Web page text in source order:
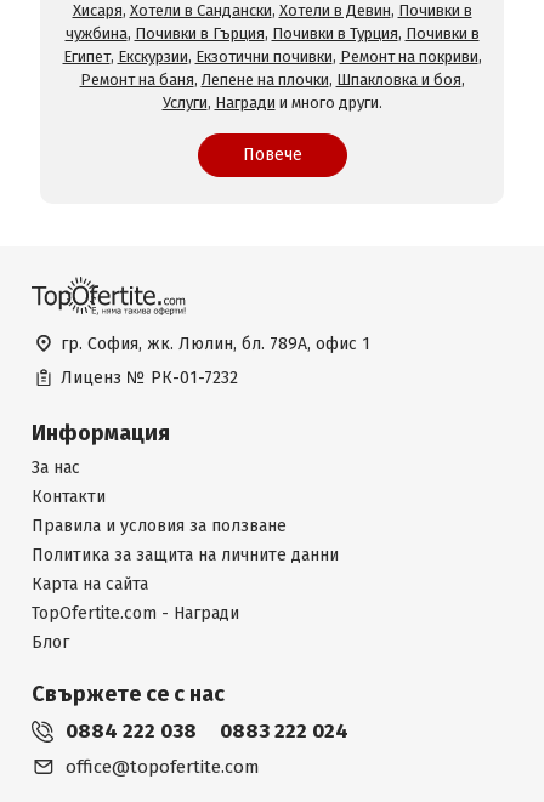
Хисаря, Хотели в Сандански, Хотели в Девин, Почивки в
чужбина, Почивки в Гърция, Почивки в Турция, Почивки в
Египет, Екскурзии, Екзотични почивки, Ремонт на покриви,
Ремонт на баня, Лепене на плочки, Шпакловка и боя,
Услуги, Награди и много други.
Повече
гр. София, жк. Люлин, бл. 789А, офис 1
Лиценз № РК-01-7232
Информация
За нас
Контакти
Правила и условия за ползване
Политика за защита на личните данни
Карта на сайта
TopOfertite.com - Награди
Блог
Свържете се с нас
0884 222 038 0883 222 024
office@topofertite.com